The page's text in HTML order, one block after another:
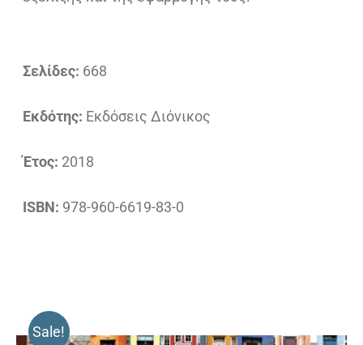
Σελίδες: 668
Εκδότης: Εκδόσεις Διόνικος
Έτος: 2018
ISBN: 978-960-6619-83-0
Sale!